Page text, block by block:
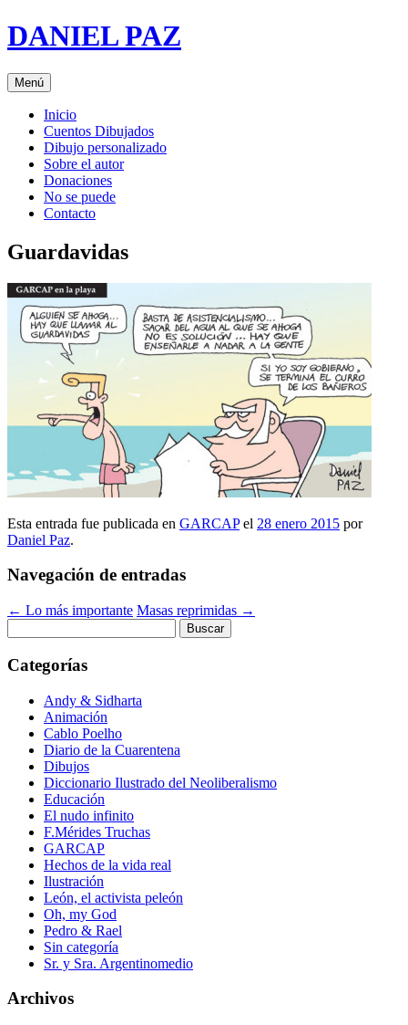
Saltar
al
DANIEL PAZ
Menú
Inicio
Cuentos Dibujados
Dibujo personalizado
Sobre el autor
Donaciones
No se puede
Contacto
Guardavidas
Esta entrada fue publicada en GARCAPel 28 enero 2015 por
Daniel Paz.
Navegación de entradas
← Lo más importante Masas reprimidas →
Categorías
Andy & Sidharta
Animación
Cablo Poelho
Diario de la Cuarentena
Dibujos
Diccionario Ilustrado del Neoliberalismo
Educación
El nudo infinito
F.Mérides Truchas
GARCAP
Hechos de la vida real
Ilustración
León, el activista peleón
Oh, my God
Pedro & Rael
Sin categoría
Sr. y Sra. Argentinomedio
Archivos